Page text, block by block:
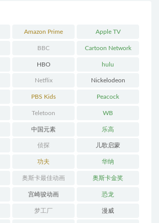
Amazon Prime Apple TV
BBC Cartoon Network
HBO hulu
Netflix Nickelodeon
PBS Kids Peacock
Teletoon WB
中国元素 乐高
侦探 儿歌启蒙
功夫 华纳
奥斯卡最佳动画 奥斯卡金奖
宫崎骏动画 恐龙
梦工厂 漫威